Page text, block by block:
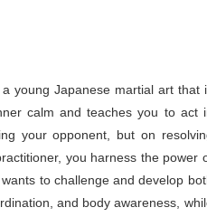
young Japanese martial art that
calm and teaches you to act
your opponent, but on
you harness the power
to challenge and develop
and body awareness,